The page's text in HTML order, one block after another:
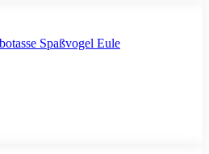
Spaßvogel Eule